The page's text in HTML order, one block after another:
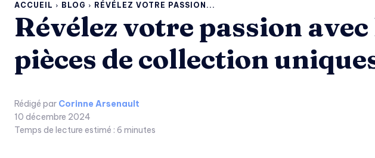
ACCUEIL BLOG RÉVÉLEZ VOTRE PASSION...
Révélez votre passion
pièces de collection
Rédigé par Corinne Arsenault
10 décembre 2024
Temps de lecture estimé : 6 minutes